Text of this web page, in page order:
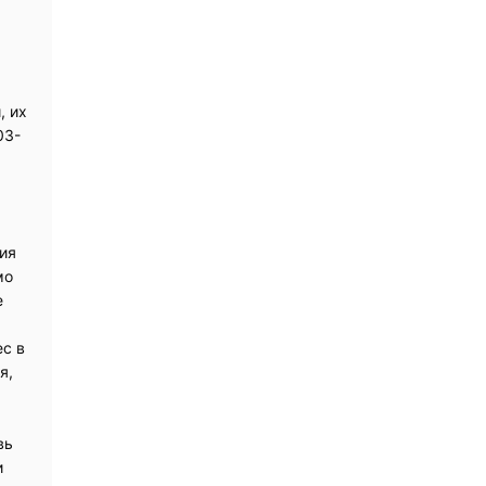
их
в